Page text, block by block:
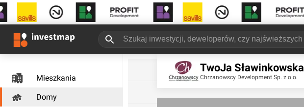
Mieszkania
Domy
TwoJa Sławinkowska
Chrzanowscy Development Sp. z o.o.